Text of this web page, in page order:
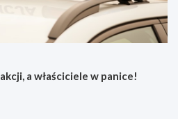
a właściciele w panice!